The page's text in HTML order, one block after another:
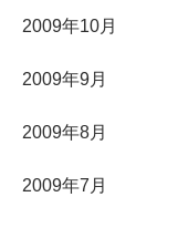
2009年10月
2009年9月
2009年8月
2009年7月